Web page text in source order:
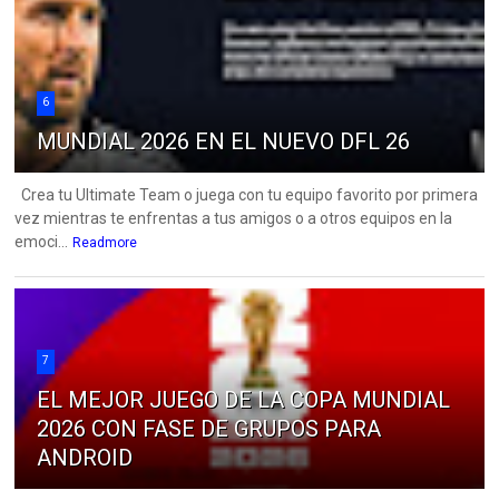
6
MUNDIAL 2026 EN EL NUEVO DFL 26
Crea tu Ultimate Team o juega con tu equipo favorito por primera
vez mientras te enfrentas a tus amigos o a otros equipos en la
emoci...
Readmore
7
EL MEJOR JUEGO DE LA COPA MUNDIAL
2026 CON FASE DE GRUPOS PARA
ANDROID